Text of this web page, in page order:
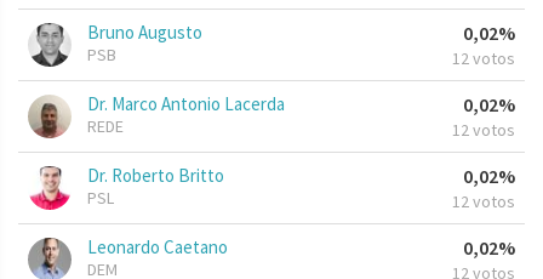
Bruno Augusto
PSB
0,02%
12 votos
Dr. Marco Antonio Lacerda
REDE
0,02%
12 votos
Dr. Roberto Britto
PSL
0,02%
12 votos
Leonardo Caetano
DEM
0,02%
12 votos